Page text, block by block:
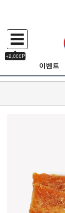
+2,000P
이벤트